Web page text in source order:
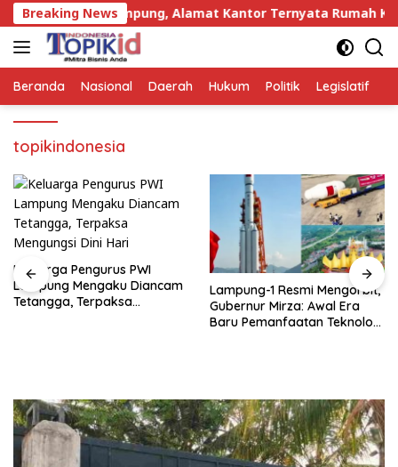
Langsung
ke
konten
Breaking News
di Lampung, Alamat Kantor Ternyata Rumah Kosong dan
Beranda Nasional Daerah Hukum Politik Legislatif
topikindonesia
Keluarga Pengurus PWI
Lampung Mengaku Diancam
Tetangga, Terpaksa
Lampung-1 Resmi Mengorbit,
Gubernur Mirza: Awal Era
Baru Pemanfaatan Teknologi